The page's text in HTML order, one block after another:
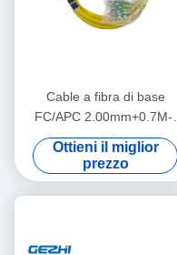
Cable a fibra di base
FC/APC 2.00mm+0.7M--
SC/APC 2.00mm+0.7M
Ottieni il miglior
prezzo